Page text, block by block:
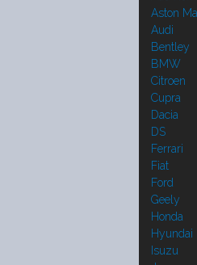
Aston
Audi
Bentley
BMW
Citroen
Cupra
Dacia
DS
Ferrari
Fiat
Ford
Geely
Honda
Hyundai
Isuzu